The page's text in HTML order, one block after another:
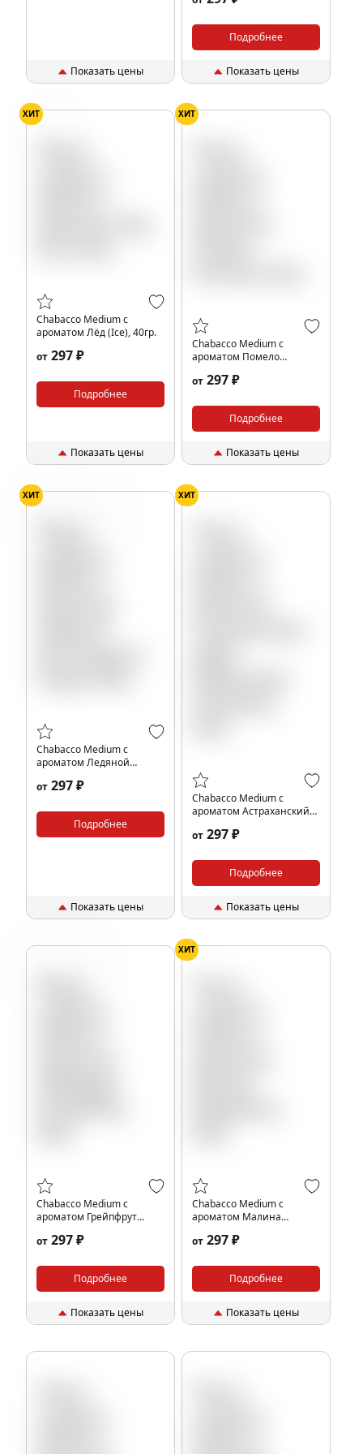
Показать цены
Подробнее
Показать цены
ХИТ
Chabacco Medium с
ароматом Лёд (Ice), 40гр.
от 297 ₽
Подробнее
Показать цены
ХИТ
Chabacco Medium с
ароматом Помело
от 297 ₽
Подробнее
Показать цены
ХИТ
Chabacco Medium с
ароматом Ледяной
от 297 ₽
Подробнее
Показать цены
ХИТ
Chabacco Medium с
ароматом Астраханский
Astrakhan), 40гр.
от 297 ₽
Подробнее
Показать цены
Chabacco Medium с
ароматом Грейпфрут
от 297 ₽
Подробнее
Показать цены
ХИТ
Chabacco Medium с
ароматом Малина
от 297 ₽
Подробнее
Показать цены